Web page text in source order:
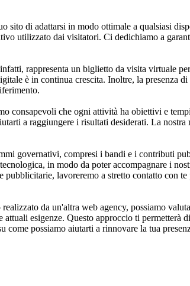
sito di adattarsi in modo ottimale a qualsiasi
utilizzato dai visitatori. Ci dedichiamo a
rappresenta un biglietto da visita virtuale
è in continua crescita. Inoltre, la presenza
consapevoli che ogni attività ha obiettivi e
a raggiungere i risultati desiderati. La nostra
governativi, compresi i bandi e i contributi
in modo da poter accompagnare i
lavoreremo a stretto contatto con te
da un'altra web agency, possiamo
esigenze. Questo approccio ti permetterà
possiamo aiutarti a rinnovare la tua